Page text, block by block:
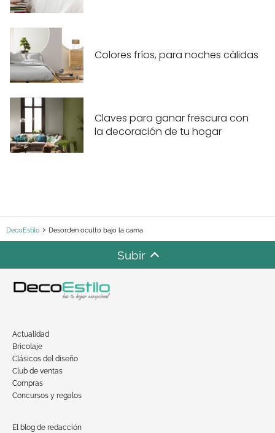
Colores fríos, para noches cálidas
Claves para ganar frescura con
la decoración de tu hogar
DecoEstilo Desorden oculto bajo la cama
Subir
Actualidad
Bricolaje
Clásicos del diseño
Club de ventas
Compras
Concursos y regalos
El blog de redacción